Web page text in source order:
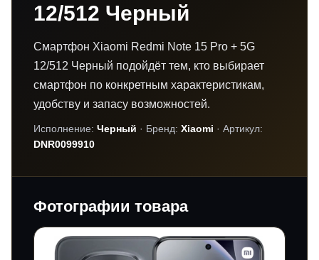
12/512 Черный
Смартфон Xiaomi Redmi Note 15 Pro + 5G
12/512 Черный подойдёт тем, кто выбирает
смартфон по конкретным характеристикам,
удобству и запасу возможностей.
Исполнение: Черный · Бренд: Xiaomi · Артикул:
DNR0099910
Фотографии товара